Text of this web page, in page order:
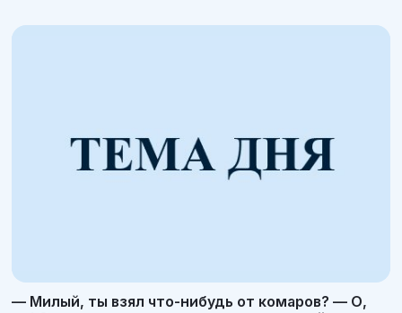
— Милый, ты взял что-нибудь от комаров? — О,